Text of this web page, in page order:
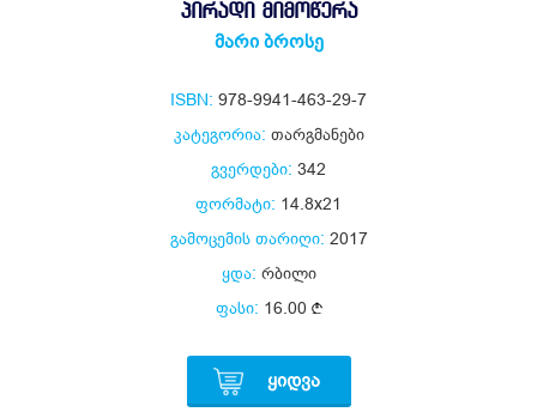
ᲞᲘᲠᲐᲓᲘ ᲛᲘᲛᲝᲬᲔᲠᲐ
მარი ბროსე
ISBN: 978-9941-463-29-7
კატეგორია: თარგმანები
გვერდები: 342
ფორმატი: 14.8x21
გამოცემის თარიღი: 2017
ყდა: რბილი
ფასი: 16.00
ᲧᲘᲓᲕᲐ